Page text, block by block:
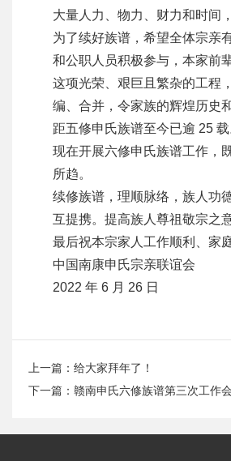
大量人力、物力、财力和时间
为了续好族谱，希望全体宗亲
和公职人员积极参与，本家前
这项光荣、艰巨且繁杂的工程
编、合并，令家族的辉煌历史
距五修申氏族谱至今已逾 25
现在开展六修申氏族谱工作，
所趋。
续修族谱，理顺脉络，族人功
互提携。提高族人尊祖敬宗之
最后祝本宗家人工作顺利、家
中国南康申氏宗亲联谊会
2022 年 6 月 26 日
上一篇： 给大家拜年了！
下一篇： 赣南申氏六修族谱第三次工作